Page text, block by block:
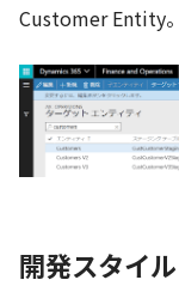
Customer Entity。
開発スタイ